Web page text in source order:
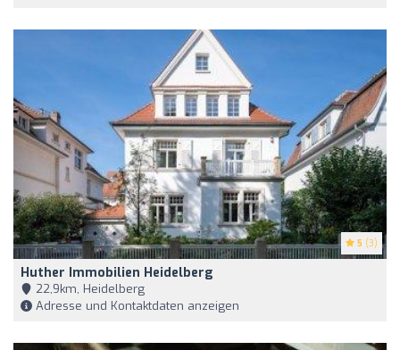
5 (3)
Huther Immobilien Heidelberg
22,9km, Heidelberg
Adresse und Kontaktdaten anzeigen